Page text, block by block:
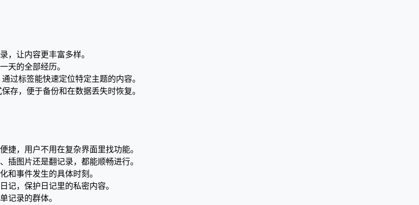
，让内容更丰富多样。
天的全部经历。
过标签能快速定位特定主题的内容。
存，便于备份和在数据丢失时恢复。
捷，用户不用在复杂界面里找功能。
插图片还是翻记录，都能顺畅进行。
和事件发生的具体时刻。
记，保护日记里的私密内容。
记录的群体。